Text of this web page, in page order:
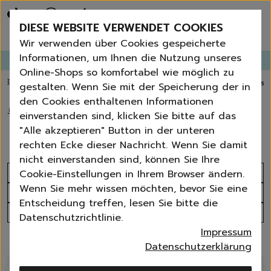
Bestseller
Angebote der Woche
Neu
Essentials für dein Zuhause
Universal & Ökoprodukte
Spring by Jenna
Sets
Reiniger
Küche
Bad | WC
Fenster | Glas | Spiegel
Möbelreiniger
Bodenreiniger
Wischmopps | Besen |
Außenreiniger
Bürsten
Zubehör
Nature All - Öko Reinigung
Erneut bestellen
GANGLETTERabonnieren undbis zu 30%Rabatt erhalten!
💥 Fugenbürste gratis ab 60 € Bestellwert⭐️ 4,8 TrustPilot score📦
🏠 Waschen › Sportwäsche
Sportwäsche
Sortieren nach
Produktanzahl
Alle Filter
10 Produkte
DIESE WEBSITE VERWENDET COOKIES
Wir verwenden über Cookies gespeicherte
Informationen, um Ihnen die Nutzung unseres
Online-Shops so komfortabel wie möglich zu
gestalten. Wenn Sie mit der Speicherung der in
den Cookies enthaltenen Informationen
einverstanden sind, klicken Sie bitte auf das
"Alle akzeptieren" Button in der unteren
rechten Ecke dieser Nachricht. Wenn Sie damit
nicht einverstanden sind, können Sie Ihre
Cookie-Einstellungen in Ihrem Browser ändern.
Wenn Sie mehr wissen möchten, bevor Sie eine
Entscheidung treffen, lesen Sie bitte die
Datenschutzrichtlinie.
Impressum
Datenschutzerklärung